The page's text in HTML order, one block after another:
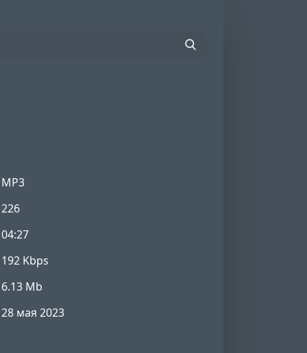
MP3
226
04:27
192 Kbps
6.13 Mb
28 мая 2023